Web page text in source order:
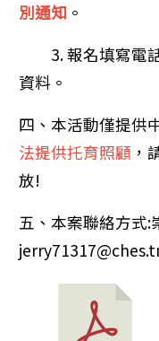
別通知 。
3. 報名填寫電話
資料。
四、本活動僅提供
法提供托育照顧 ，
放!
五、本案聯絡方式: